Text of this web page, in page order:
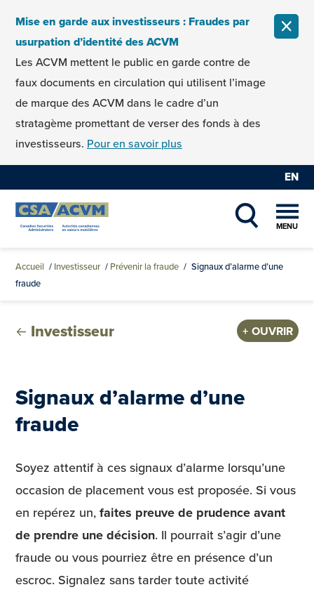
Mise en garde aux investisseurs : Fraudes par
usurpation d’identité des ACVM
Les ACVM mettent le public en garde contre de
faux documents en circulation qui utilisent l’image
de marque des ACVM dans le cadre d’un
stratagème promettant de verser des fonds à des
investisseurs. Pour en savoir plus
EN
MENU
Accueil / Investisseur / Prévenir la fraude / Signaux d’alarme d’une
fraude
Investisseur OUVRIR
Signaux d’alarme d’une
fraude
Soyez attentif à ces signaux d’alarme lorsqu’une
occasion de placement vous est proposée. Si vous
en repérez un, faites preuve de prudence avant
de prendre une décision. Il pourrait s’agir d’une
fraude ou vous pourriez être en présence d’un
escroc. Signalez sans tarder toute activité